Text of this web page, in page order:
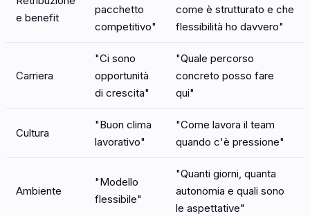
e benefit
pacchetto
competitivo"
come è strutturato e che
flessibilità ho davvero"
Carriera
"Ci sono
opportunità
di crescita"
"Quale percorso
concreto posso fare
qui"
Cultura
"Buon clima
lavorativo"
"Come lavora il team
quando c'è pressione"
Ambiente
"Modello
flessibile"
"Quanti giorni, quanta
autonomia e quali sono
le aspettative"